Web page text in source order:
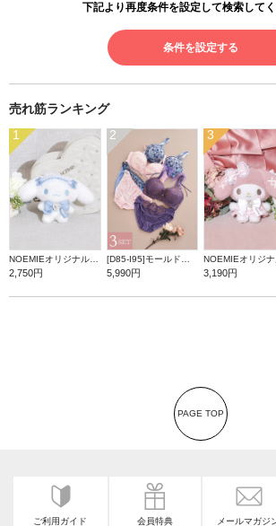
下記より再度条件を設定して検索してく
条件を設定する
売れ筋ランキング
1
2,750円
2
5,990円
3
3,190円
PAGE TOP
ご利用ガイド 会員特典 メールマガジ